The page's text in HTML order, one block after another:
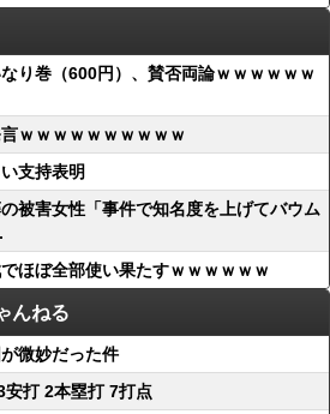
り巻（600円）、賛否両論ｗｗｗｗｗｗ
ｗｗｗｗｗｗｗｗｗｗ
支持表明
被害女性「事件で知名度を上げてバウム
ほぼ全部使い果たすｗｗｗｗｗｗ
んねる
微妙だった件
打 2本塁打 7打点